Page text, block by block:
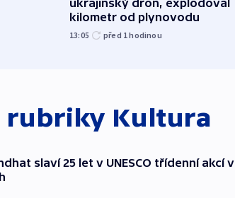
ukrajinský dron, explodoval
kilometr od plynovodu
13:05 před 1hodinou
rubriky Kultura
slaví 25 let v UNESCO třídenní akcí v